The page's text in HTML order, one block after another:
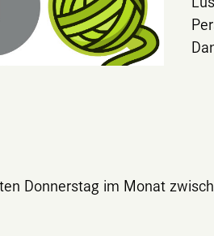
Donnerstag im Monat